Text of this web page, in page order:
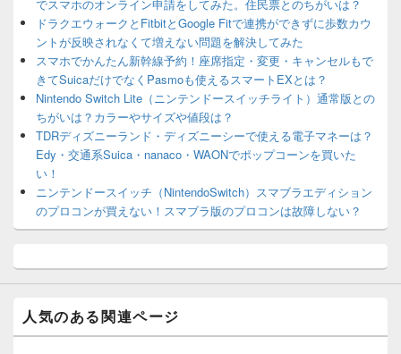
でスマホのオンライン申請をしてみた。住民票とのちがいは？
ドラクエウォークとFitbitとGoogle Fitで連携ができずに歩数カウ
ントが反映されなくて増えない問題を解決してみた
スマホでかんたん新幹線予約！座席指定・変更・キャンセルもで
きてSuicaだけでなくPasmoも使えるスマートEXとは？
Nintendo Switch Lite（ニンテンドースイッチライト）通常版との
ちがいは？カラーやサイズや値段は？
TDRディズニーランド・ディズニーシーで使える電子マネーは？
Edy・交通系Suica・nanaco・WAONでポップコーンを買いた
い！
ニンテンドースイッチ（NintendoSwitch）スマブラエディション
のプロコンが買えない！スマブラ版のプロコンは故障しない？
人気のある関連ページ